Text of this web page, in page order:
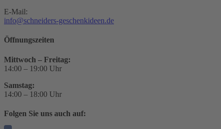
E-Mail:
info@schneiders-geschenkideen.de
Öffnungszeiten
Mittwoch – Freitag:
14:00 – 19:00 Uhr
Samstag:
14:00 – 18:00 Uhr
Folgen Sie uns auch auf: